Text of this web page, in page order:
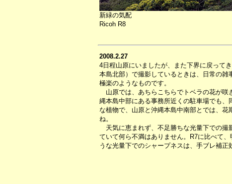
新緑の気配
Ricoh R8
2008.2.27
4日程山原にいましたが、また下界に戻って
本島北部）で撮影しているときは、日常の
極楽のようなものです。
山原では、あちらこちらでトベラの花が咲
縄本島中部にある事務所近くの駐車場でも
な植物で、山原と沖縄本島中南部とでは、
ね。
天気に恵まれず、不足勝ちな光量下での撮
ていて何ら不満はありません。R7に比べて
うな光量下でのシャープネスは、手ブレ補正